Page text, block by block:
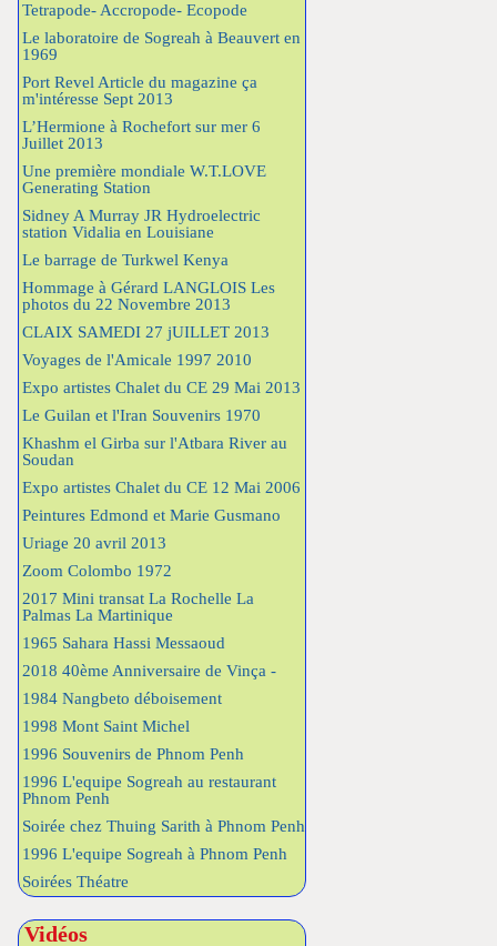
Tetrapode- Accropode- Ecopode
Le laboratoire de Sogreah à Beauvert en
1969
Port Revel Article du magazine ça
m'intéresse Sept 2013
L’Hermione à Rochefort sur mer 6
Juillet 2013
Une première mondiale W.T.LOVE
Generating Station
Sidney A Murray JR Hydroelectric
station Vidalia en Louisiane
Le barrage de Turkwel Kenya
Hommage à Gérard LANGLOIS Les
photos du 22 Novembre 2013
CLAIX SAMEDI 27 jUILLET 2013
Voyages de l'Amicale 1997 2010
Expo artistes Chalet du CE 29 Mai 2013
Le Guilan et l'Iran Souvenirs 1970
Khashm el Girba sur l'Atbara River au
Soudan
Expo artistes Chalet du CE 12 Mai 2006
Peintures Edmond et Marie Gusmano
Uriage 20 avril 2013
Zoom Colombo 1972
2017 Mini transat La Rochelle La
Palmas La Martinique
1965 Sahara Hassi Messaoud
2018 40ème Anniversaire de Vinça -
1984 Nangbeto déboisement
1998 Mont Saint Michel
1996 Souvenirs de Phnom Penh
1996 L'equipe Sogreah au restaurant
Phnom Penh
Soirée chez Thuing Sarith à Phnom Penh
1996 L'equipe Sogreah à Phnom Penh
Soirées Théatre
Vidéos